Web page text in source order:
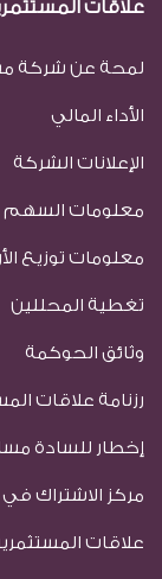
علاقات
لمحة عن شركة
الأداء المالي
الإعلانات الشركة
معلومات السهم
معلومات توزيع
تغطية المحللين
وثائق الحوكمة
رزنامة علاقات
إخطار للسادة
مركز الاشتراك في
علاقات